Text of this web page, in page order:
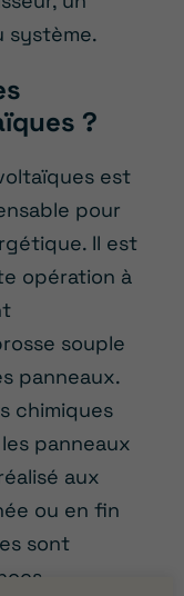
système.
?
est
pour
Il est
opération à
souple
panneaux.
chimiques
panneaux
aux
ou en fin
sont